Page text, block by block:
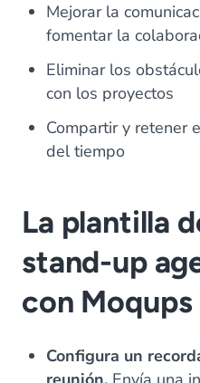
Mejorar la
fomentar la
Eliminar los
con los proyectos
Compartir y retener
del tiempo
La plantilla
stand-up
con Moqups
Configura un